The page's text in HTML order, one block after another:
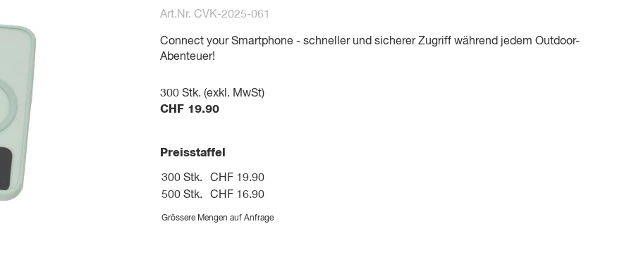
Art.Nr. CVK-2025-061
Connect your Smartphone - schneller und sicherer Zugriff während jedem Outdoor-
Abenteuer!
300 Stk. (exkl. MwSt)
CHF 19.90
Preisstaffel
300 Stk.
CHF 19.90
500 Stk.
CHF 16.90
Grössere Mengen auf Anfrage